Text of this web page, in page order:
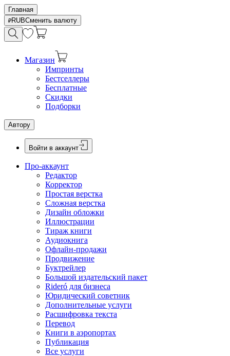
Главная
RUBСменить валюту
Магазин
Импринты
Бестселлеры
Бесплатные
Скидки
Подборки
Автору
Войти в аккаунт
Про-аккаунт
Редактор
Корректор
Простая верстка
Сложная верстка
Дизайн обложки
Иллюстрации
Тираж книги
Аудиокнига
Офлайн-продажи
Продвижение
Буктрейлер
Большой издательский пакет
Rideró для бизнеса
Юридический советник
Дополнительные услуги
Расшифровка текста
Перевод
Книги в аэропортах
Публикация
Все услуги